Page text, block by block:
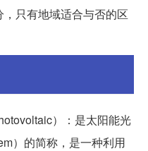
只有地域适合与否的区
）：是太阳能光
）的简称，是一种利用